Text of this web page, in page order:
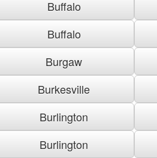
Buffalo
Buffalo
Burgaw
Burkesville
Burlington
Burlington